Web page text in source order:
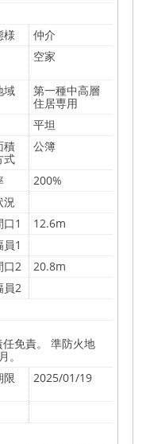
様
仲介
空家
域
第一種中高層
住居専用
平坦
積
式
公簿
200%
況
1
12.6m
1
口2
20.8m
員2
免責。 準防火地
。
限
2025/01/19